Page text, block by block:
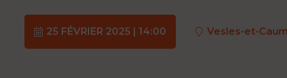
25 FÉVRIER 2025 | 14:00 Vesles-et-